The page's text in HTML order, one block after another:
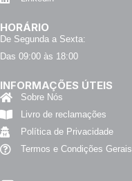
HORÁRIO
De Segunda a Sexta:
Das 09:00 às 18:00
INFORMAÇÕES ÚTEIS
Sobre Nós
Livro de reclamações
Política de Privacidade
Termos e Condições Gerais